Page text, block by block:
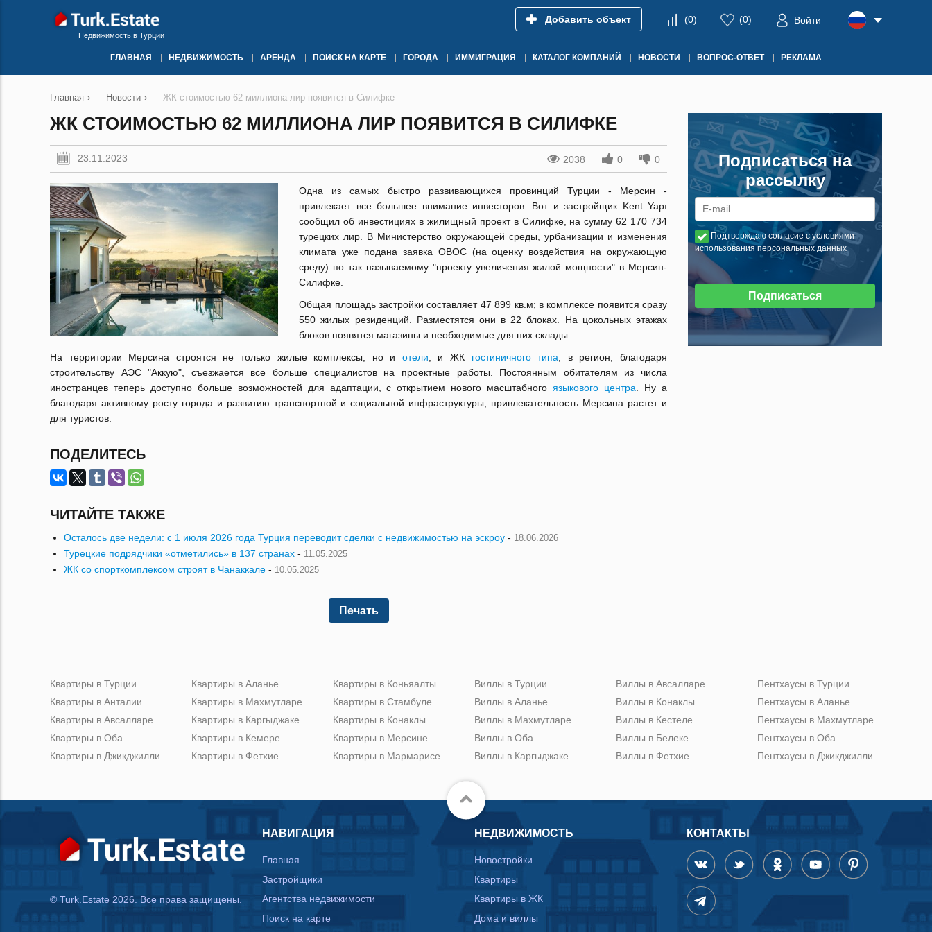
Недвижимость в Турции
Добавить объект (0) (0) Войти
ГЛАВНАЯ НЕДВИЖИМОСТЬ АРЕНДА ПОИСК НА КАРТЕ ГОРОДА ИММИГРАЦИЯ КАТАЛОГ КОМПАНИЙ НОВОСТИ ВОПРОС-ОТВЕТ РЕКЛАМА
Главная › Новости › ЖК стоимостью 62 миллиона лир появится в Силифке
ЖК СТОИМОСТЬЮ 62 МИЛЛИОНА ЛИР ПОЯВИТСЯ В СИЛИФКЕ
23.11.2023 2038 0 0
Одна из самых быстро развивающихся провинций Турции - Мерсин -
привлекает все большее внимание инвесторов. Вот и застройщик Kent Yapı
сообщил об инвестициях в жилищный проект в Силифке, на сумму 62 170 734
турецких лир. В Министерство окружающей среды, урбанизации и изменения
климата уже подана заявка ОВОС (на оценку воздействия на окружающую
среду) по так называемому "проекту увеличения жилой мощности" в Мерсин-
Силифке.
Общая площадь застройки составляет 47 899 кв.м; в комплексе появится сразу
550 жилых резиденций. Разместятся они в 22 блоках. На цокольных этажах
блоков появятся магазины и необходимые для них склады.
На территории Мерсина строятся не только жилые комплексы, но и отели , и ЖК гостиничного типа; в регион, благодаря
строительству АЭС "Аккую", съезжается все больше специалистов на проектные работы. Постоянным обитателям из числа
иностранцев теперь доступно больше возможностей для адаптации, с открытием нового масштабногоязыкового центра . Ну а
благодаря активному росту города и развитию транспортной и социальной инфраструктуры, привлекательность Мерсина растет и
для туристов.
ПОДЕЛИТЕСЬ
ЧИТАЙТЕ ТАКЖЕ
Осталось две недели: с 1 июля 2026 года Турция переводит сделки с недвижимостью на эскроу - 18.06.2026
Турецкие подрядчики «отметились» в 137 странах - 11.05.2025
ЖК со спорткомплексом строят в Чанаккале - 10.05.2025
Печать
Подписаться на
рассылку
Подтверждаю согласие с условиями
использования персональных данных
Подписаться
Квартиры в Турции
Квартиры в Анталии
Квартиры в Авсалларе
Квартиры в Оба
Квартиры в Джикджилли
Квартиры в Аланье
Квартиры в Махмутларе
Квартиры в Каргыджаке
Квартиры в Кемере
Квартиры в Фетхие
Квартиры в Коньяалты
Квартиры в Стамбуле
Квартиры в Конаклы
Квартиры в Мерсине
Квартиры в Мармарисе
Виллы в Турции
Виллы в Аланье
Виллы в Махмутларе
Виллы в Оба
Виллы в Каргыджаке
Виллы в Авсалларе
Виллы в Конаклы
Виллы в Кестеле
Виллы в Белеке
Виллы в Фетхие
Пентхаусы в Турции
Пентхаусы в Аланье
Пентхаусы в Махмутларе
Пентхаусы в Оба
Пентхаусы в Джикджилли
© Turk.Estate 2026. Все права защищены.
НАВИГАЦИЯ
Главная
Застройщики
Агентства недвижимости
Поиск на карте
НЕДВИЖИМОСТЬ
Новостройки
Квартиры
Квартиры в ЖК
Дома и виллы
КОНТАКТЫ